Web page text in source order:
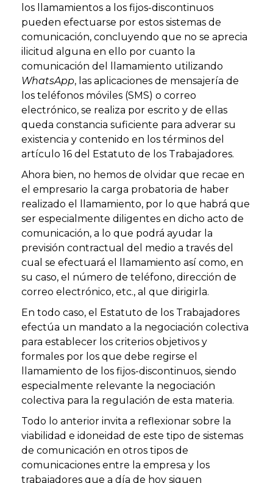
los llamamientos a los fijos-discontinuos
pueden efectuarse por estos sistemas de
comunicación, concluyendo que no se aprecia
ilicitud alguna en ello por cuanto la
comunicación del llamamiento utilizando
WhatsApp, las aplicaciones de mensajería de
los teléfonos móviles (SMS) o correo
electrónico, se realiza por escrito y de ellas
queda constancia suficiente para adverar su
existencia y contenido en los términos del
artículo 16 del Estatuto de los Trabajadores.
Ahora bien, no hemos de olvidar que recae en
el empresario la carga probatoria de haber
realizado el llamamiento, por lo que habrá que
ser especialmente diligentes en dicho acto de
comunicación, a lo que podrá ayudar la
previsión contractual del medio a través del
cual se efectuará el llamamiento así como, en
su caso, el número de teléfono, dirección de
correo electrónico, etc., al que dirigirla.
En todo caso, el Estatuto de los Trabajadores
efectúa un mandato a la negociación colectiva
para establecer los criterios objetivos y
formales por los que debe regirse el
llamamiento de los fijos-discontinuos, siendo
especialmente relevante la negociación
colectiva para la regulación de esta materia.
Todo lo anterior invita a reflexionar sobre la
viabilidad e idoneidad de este tipo de sistemas
de comunicación en otros tipos de
comunicaciones entre la empresa y los
trabajadores que a día de hoy siguen